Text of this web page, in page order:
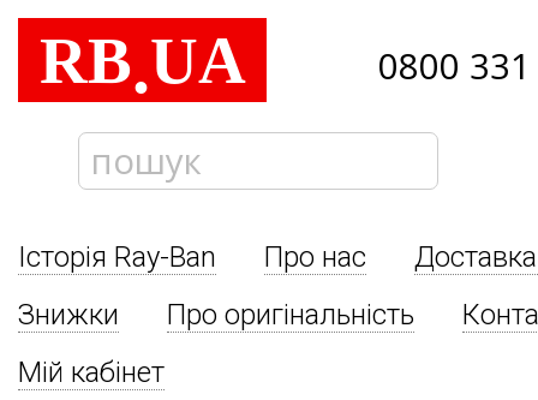
RB.UA 0800
Історія Ray-Ban Про нас
Знижки
Про оригінальність
Мій кабінет